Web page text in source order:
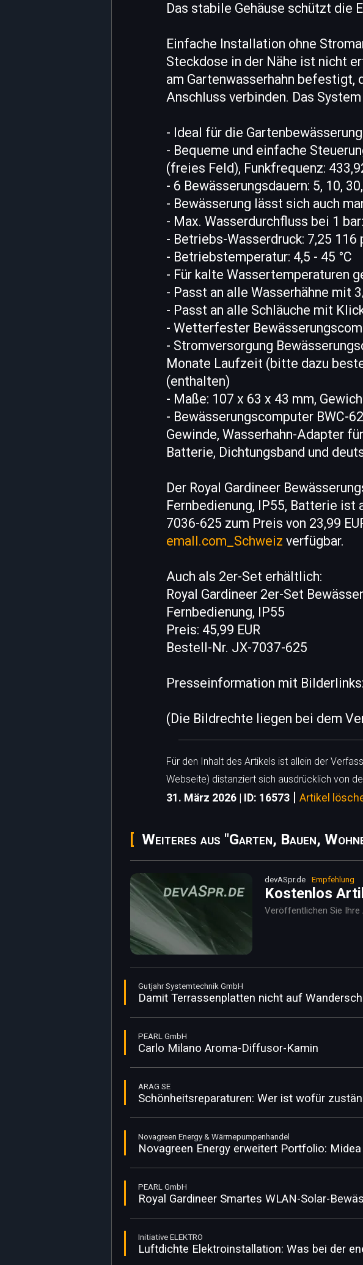
Das stabile Gehäuse schützt die
Einfache Installation ohne
Steckdose in der Nähe ist nicht
am Gartenwasserhahn befestigt,
Anschluss verbinden. Das
- Ideal für die
- Bequeme und einfache
(freies Feld), Funkfrequenz:
- 6 Bewässerungsdauern: 5, 10,
- Bewässerung lässt sich auch
- Max. Wasserdurchfluss bei 1
- Betriebs-Wasserdruck: 7,25 116
- Betriebstemperatur: 4,5 - 45 °C
- Für kalte Wassertemperaturen
- Passt an alle Wasserhähne mit
- Passt an alle Schläuche mit
- Wetterfester
- Stromversorgung
Monate Laufzeit (bitte dazu
(enthalten)
- Maße: 107 x 63 x 43 mm,
- Bewässerungscomputer BWC-
Gewinde, Wasserhahn-Adapter
Batterie, Dichtungsband und
Der Royal Gardineer
Fernbedienung, IP55, Batterie ist
7036-625 zum Preis von 23,99
emall.com_Schweiz verfügbar.
Auch als 2er-Set erhältlich:
Royal Gardineer 2er-Set
Fernbedienung, IP55
Preis: 45,99 EUR
Bestell-Nr. JX-7037-625
Presseinformation mit Bilderlinks:
(Die Bildrechte liegen bei dem
Für den Inhalt des Artikels ist allein der
Webseite) distanziert sich ausdrücklich von
31. März 2026 | ID: 16573 | Artikel
Weiteres aus "Garten, Bauen,
devASpr.de Empfehlung
Kostenlos
Veröffentlichen Sie
Gutjahr Systemtechnik GmbH
Damit Terrassenplatten nicht auf
PEARL GmbH
Carlo Milano Aroma-Diffusor-Kamin
ARAG SE
Schönheitsreparaturen: Wer ist wofür
Novagreen Energy & Wärmepumpenhandel
Novagreen Energy erweitert Portfolio:
PEARL GmbH
Royal Gardineer Smartes WLAN-Solar-
Initiative ELEKTRO
Luftdichte Elektroinstallation: Was bei der